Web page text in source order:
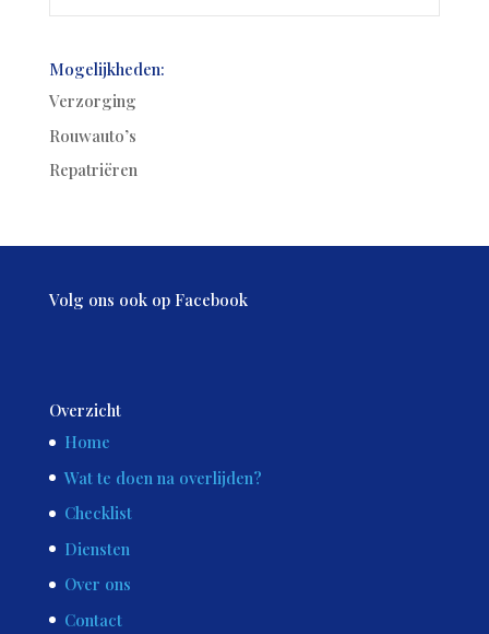
Mogelijkheden:
Verzorging
Rouwauto’s
Repatriëren
Volg ons ook op Facebook
Overzicht
Home
Wat te doen na overlijden?
Checklist
Diensten
Over ons
Contact